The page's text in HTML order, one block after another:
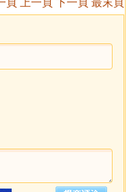
禍